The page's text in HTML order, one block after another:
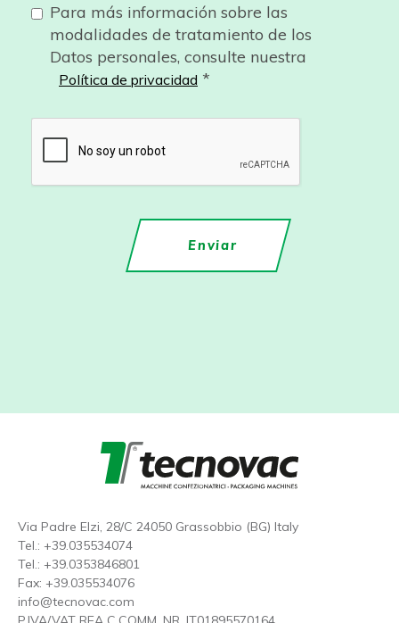
Para más información sobre las
modalidades de tratamiento de los
Datos personales, consulte nuestra
Política de privacidad *
Via Padre Elzi, 28/C 24050 Grassobbio (BG) Italy
Tel.: +39.035534074
Tel.: +39.0353846801
Fax: +39.035534076
info@tecnovac.com